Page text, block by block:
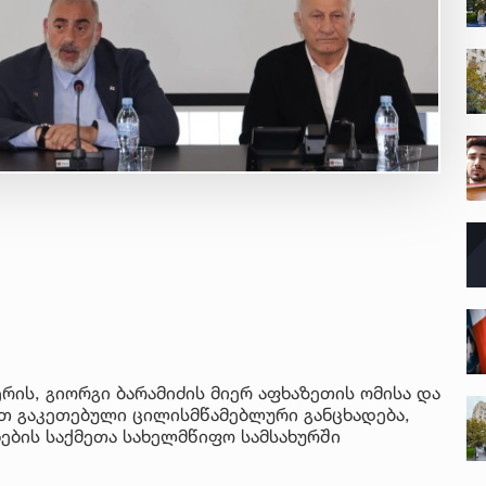
გიორგი ბარამიძის მიერ აფხაზეთის ომისა და
გაკეთებული ცილისმწამებლური განცხადება,
საქმეთა სახელმწიფო სამსახურში